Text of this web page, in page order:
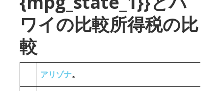
ワイの比較所得税の比
較
アリゾナ。